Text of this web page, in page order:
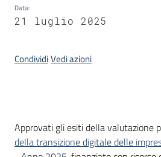
e
attività
Servizi
Comunicazione
Data:
21 luglio 2025
CondividiVedi azioni
Introduzione
Approvati gli esiti della valutazione
della transizione digitale delle